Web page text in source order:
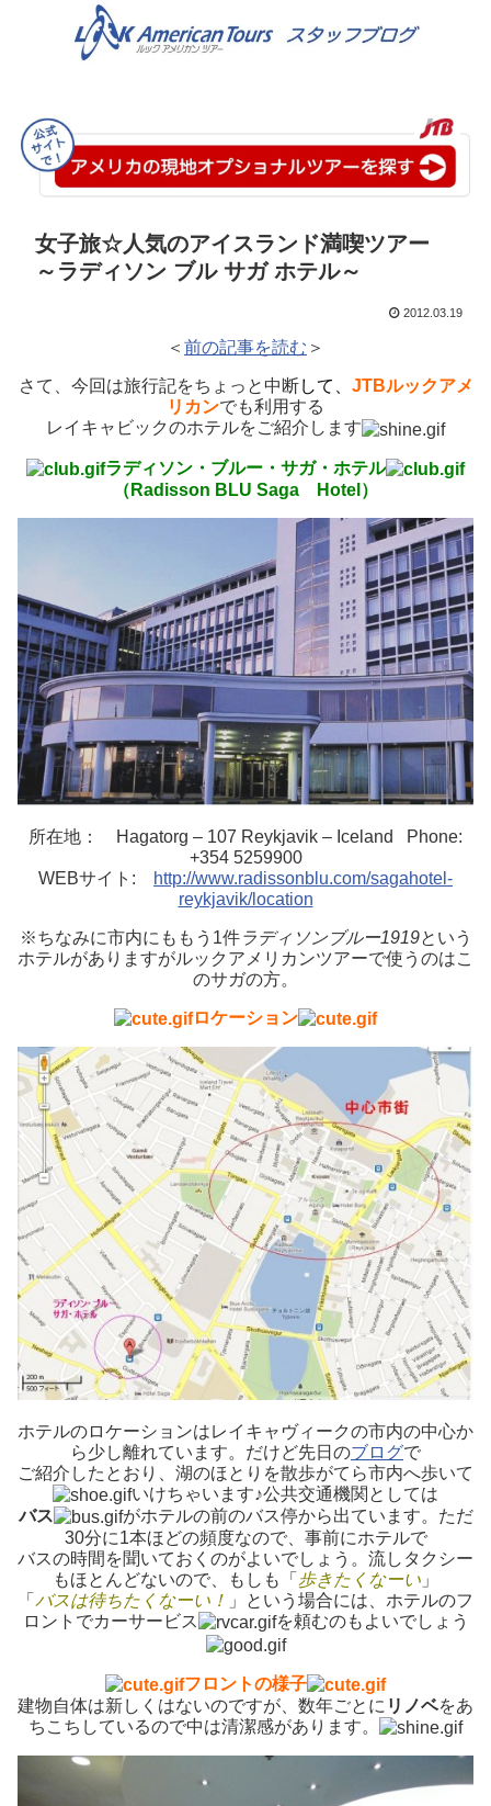
女子旅☆人気のアイスランド満喫ツアー
～ラディソン ブル サガ ホテル～
2012.03.19
＜ 前の記事を読む ＞
さて、今回は旅行記をちょっと中断して
JTBルックアメ
リカンでも利用する
レイキャビックのホテルをご紹介します
ラディソン・ブルー・サガ・ホテル
（Radisson BLU Saga Hotel）
所在地： Hagatorg – 107 Reykjavik – Iceland Phone:
+354 5259900
WEBサイト:
http://www.radissonblu.com/sagahotel-
reykjavik/location
※ちなみに市内にももう1件ラディソンブルー1919という
ホテルがありますがルックアメリカンツアーで使うのはこ
のサガの方。
ロケーション
ホテルのロケーションはレイキャヴィークの市内の中心か
ら少し離れています。だけど先日のブログで
ご紹介したとおり、湖のほとりを散歩がてら市内へ歩いて
いけちゃいます♪公共交通機関としては
バス
がホテルの前のバス停から出ています。ただ
30分に1本ほどの頻度なので、事前にホテルで
バスの時間を聞いておくのがよいでしょう。流しタクシー
もほとんどないので、もしも「 歩きたくなーい 」
「 バスは待ちたくなーい！ 」という場合には、ホテルのフ
ロントでカーサービス
を頼むのもよいでしょう
フロントの様子
建物自体は新しくはないのですが、数年ごとに リノベをあ
ちこちしているので中は清潔感があります。